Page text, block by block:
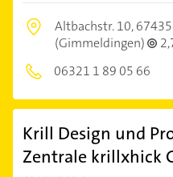
Altbachstr. 10,
(Gimmeldingen)
06321 1 89 05 66
Krill Design und
Zentrale krillxhick